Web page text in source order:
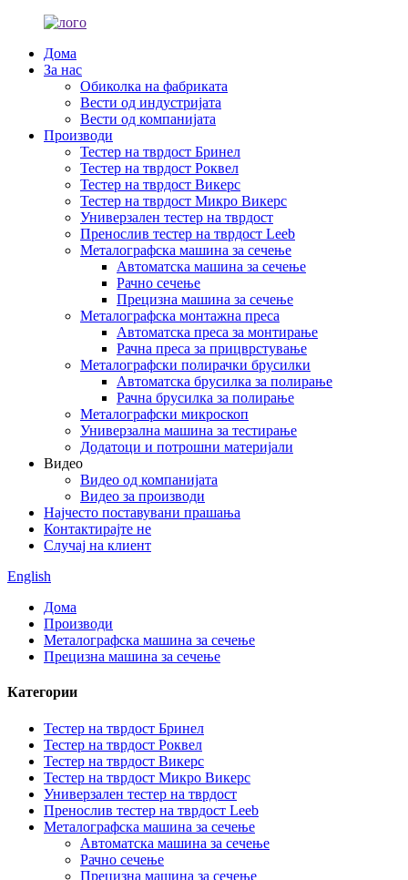
Дома
За нас
Обиколка на фабриката
Вести од индустријата
Вести од компанијата
Производи
Тестер на тврдост Бринел
Тестер на тврдост Роквел
Тестер на тврдост Викерс
Тестер на тврдост Микро Викерс
Универзален тестер на тврдост
Пренослив тестер на тврдост Leeb
Металографска машина за сечење
Автоматска машина за сечење
Рачно сечење
Прецизна машина за сечење
Металографска монтажна преса
Автоматска преса за монтирање
Рачна преса за прицврстување
Металографски полирачки брусилки
Автоматска брусилка за полирање
Рачна брусилка за полирање
Металографски микроскоп
Универзална машина за тестирање
Додатоци и потрошни материјали
Видео
Видео од компанијата
Видео за производи
Најчесто поставувани прашања
Контактирајте не
Случај на клиент
English
Дома
Производи
Металографска машина за сечење
Прецизна машина за сечење
Категории
Тестер на тврдост Бринел
Тестер на тврдост Роквел
Тестер на тврдост Викерс
Тестер на тврдост Микро Викерс
Универзален тестер на тврдост
Пренослив тестер на тврдост Leeb
Металографска машина за сечење
Автоматска машина за сечење
Рачно сечење
Прецизна машина за сечење